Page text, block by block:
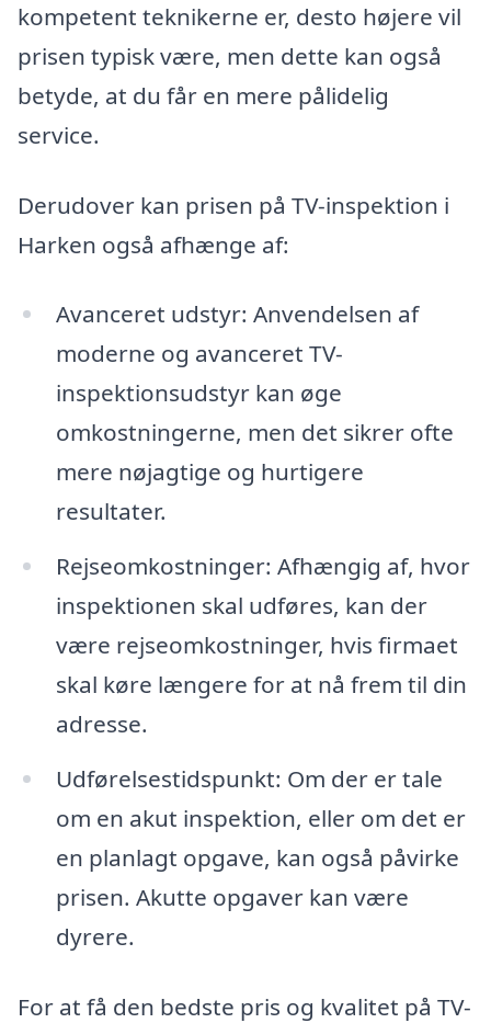
kompetent teknikerne er, desto højere vil
prisen typisk være, men dette kan også
betyde, at du får en mere pålidelig
service.
Derudover kan prisen på TV-inspektion i
Harken også afhænge af:
Avanceret udstyr: Anvendelsen af
moderne og avanceret TV-
inspektionsudstyr kan øge
omkostningerne, men det sikrer ofte
mere nøjagtige og hurtigere
resultater.
Rejseomkostninger: Afhængig af, hvor
inspektionen skal udføres, kan der
være rejseomkostninger, hvis firmaet
skal køre længere for at nå frem til din
adresse.
Udførelsestidspunkt: Om der er tale
om en akut inspektion, eller om det er
en planlagt opgave, kan også påvirke
prisen. Akutte opgaver kan være
dyrere.
For at få den bedste pris og kvalitet på TV-